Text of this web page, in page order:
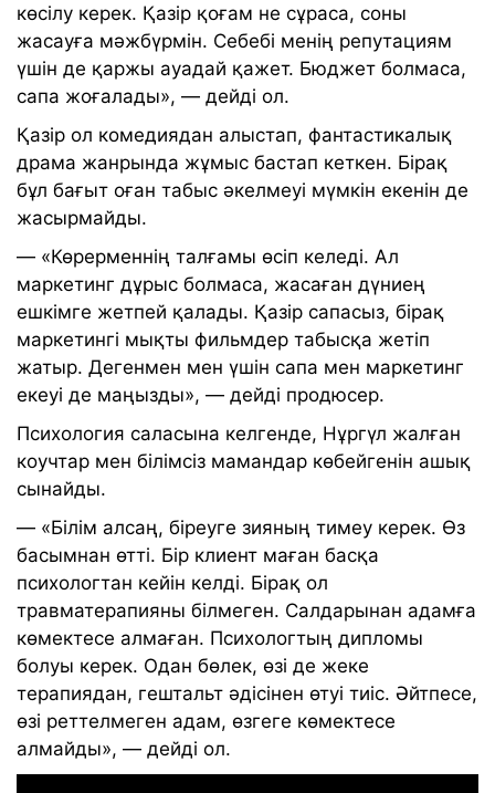
көсілу керек. Қазір қоғам не сұраса, соны
жасауға мәжбүрмін. Себебі менің репутациям
үшін де қаржы ауадай қажет. Бюджет болмаса,
сапа жоғалады», — дейді ол.
Қазір ол комедиядан алыстап, фантастикалық
драма жанрында жұмыс бастап кеткен. Бірақ
бұл бағыт оған табыс әкелмеуі мүмкін екенін де
жасырмайды.
— «Көрерменнің талғамы өсіп келеді. Ал
маркетинг дұрыс болмаса, жасаған дүниең
ешкімге жетпей қалады. Қазір сапасыз, бірақ
маркетингі мықты фильмдер табысқа жетіп
жатыр. Дегенмен мен үшін сапа мен маркетинг
екеуі де маңызды», — дейді продюсер.
Психология саласына келгенде, Нұргүл жалған
коучтар мен білімсіз мамандар көбейгенін ашық
сынайды.
— «Білім алсаң, біреуге зияның тимеу керек. Өз
басымнан өтті. Бір клиент маған басқа
психологтан кейін келді. Бірақ ол
травматерапияны білмеген. Салдарынан адамға
көмектесе алмаған. Психологтың дипломы
болуы керек. Одан бөлек, өзі де жеке
терапиядан, гештальт әдісінен өтуі тиіс. Әйтпесе,
өзі реттелмеген адам, өзгеге көмектесе
алмайды», — дейді ол.